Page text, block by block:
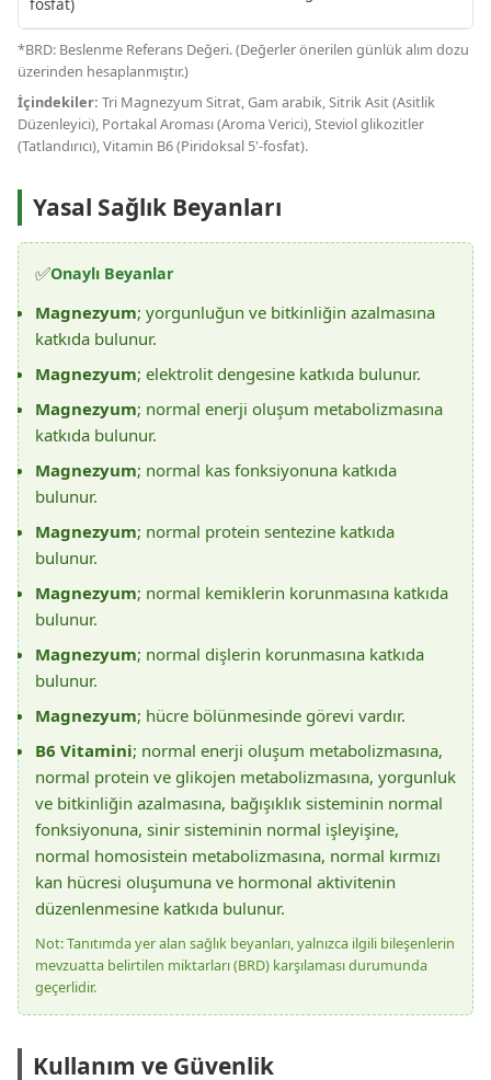
fosfat)
*BRD: Beslenme Referans Değeri. (Değerler önerilen günlük alım dozu
üzerinden hesaplanmıştır.)
İçindekiler: Tri Magnezyum Sitrat, Gam arabik, Sitrik Asit (Asitlik
Düzenleyici), Portakal Aroması (Aroma Verici), Steviol glikozitler
(Tatlandırıcı), Vitamin B6 (Piridoksal 5'-fosfat).
Yasal Sağlık Beyanları
✅Onaylı Beyanlar
Magnezyum; yorgunluğun ve bitkinliğin azalmasına
katkıda bulunur.
Magnezyum; elektrolit dengesine katkıda bulunur.
Magnezyum; normal enerji oluşum metabolizmasına
katkıda bulunur.
Magnezyum; normal kas fonksiyonuna katkıda
bulunur.
Magnezyum; normal protein sentezine katkıda
bulunur.
Magnezyum; normal kemiklerin korunmasına katkıda
bulunur.
Magnezyum; normal dişlerin korunmasına katkıda
bulunur.
Magnezyum; hücre bölünmesinde görevi vardır.
B6 Vitamini; normal enerji oluşum metabolizmasına,
normal protein ve glikojen metabolizmasına, yorgunluk
ve bitkinliğin azalmasına, bağışıklık sisteminin normal
fonksiyonuna, sinir sisteminin normal işleyişine,
normal homosistein metabolizmasına, normal kırmızı
kan hücresi oluşumuna ve hormonal aktivitenin
düzenlenmesine katkıda bulunur.
Not: Tanıtımda yer alan sağlık beyanları, yalnızca ilgili bileşenlerin
mevzuatta belirtilen miktarları (BRD) karşılaması durumunda
geçerlidir.
Kullanım ve Güvenlik